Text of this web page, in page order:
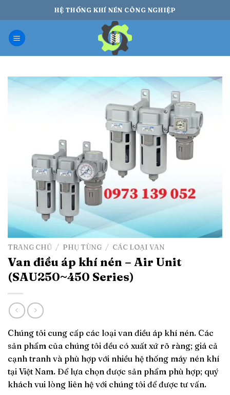
qua
nội
dung
HỆ THỐNG KHÍ NÉN CÔNG NGHIỆP
TRANG CHỦ / PHỤ TÙNG / CÁC LOẠI VAN
Van điều áp khí nén – Air Unit
(SAU250~450 Series)
Chúng tôi cung cấp các loại van điều áp khí nén. Các
sản phẩm của chúng tôi đều có xuất xứ rõ ràng; giá cả
cạnh tranh và phù hợp với nhiều hệ thống máy nén khí
tại Việt Nam. Để lựa chọn được sản phẩm phù hợp; quý
khách vui lòng liên hệ với chúng tôi để được tư vấn.